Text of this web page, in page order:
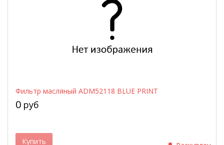
Фильтр масляный ADM52118 BLUE PRINT
0 руб
Купить